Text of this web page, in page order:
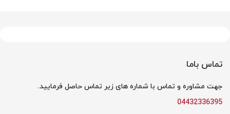
تماس باما
جهت مشاوره و تماس با شماره های زیر تماس حاصل فرمایید.
04432336395